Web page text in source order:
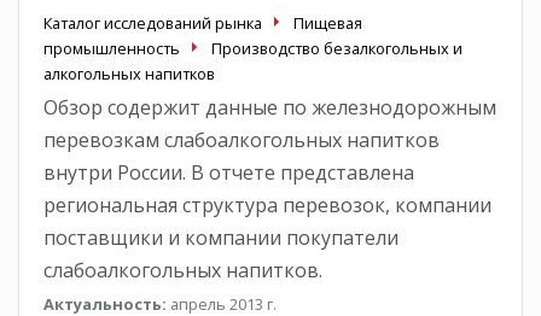
Каталог исследований рынка
Пищевая
промышленность
Производство безалкогольных и
алкогольных напитков
Обзор содержит данные по железнодорожным
перевозкам слабоалкогольных напитков
внутри России. В отчете представлена
региональная структура перевозок, компании
поставщики и компании покупатели
слабоалкогольных напитков.
Актуальность: апрель 2013 г.